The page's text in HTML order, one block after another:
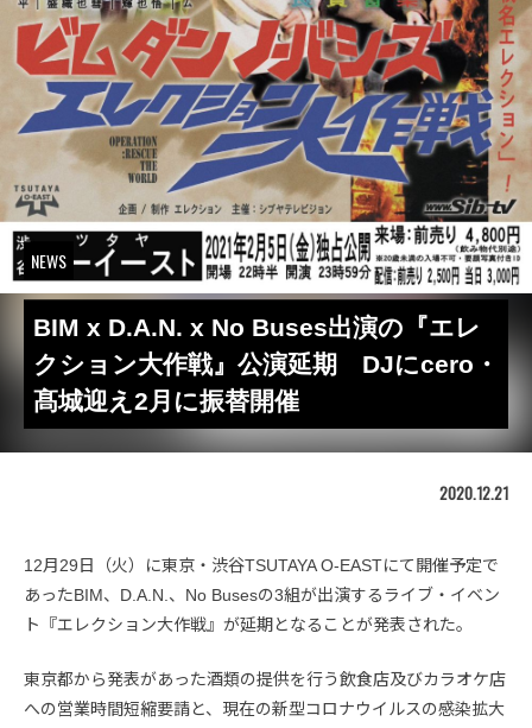
NEWS
BIM x D.A.N. x No Buses出演の『エレ
クション大作戦』公演延期 DJにcero・
髙城迎え2月に振替開催
2020.12.21
12月29日（火）に東京・渋谷TSUTAYA O-EASTにて開催予定で
あったBIM、D.A.N.、No Busesの3組が出演するライブ・イベン
ト『エレクション大作戦』が延期となることが発表された。
東京都から発表があった酒類の提供を行う飲食店及びカラオケ店
への営業時間短縮要請と、現在の新型コロナウイルスの感染拡大